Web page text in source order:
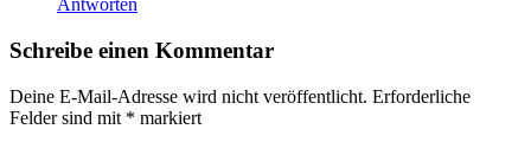
Antworten
Schreibe einen Kommentar
Deine E-Mail-Adresse wird nicht veröffentlicht. Erforderliche
Felder sind mit * markiert